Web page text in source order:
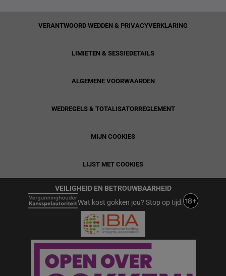
VERANTWOORD WEDDEN & PRIVACYVERKLARING
LIMIETEN & SESSIEDETAILS
ALGEMENE VOORWAARDEN
WEDREGELS & TOTALISATORREGLEMENT
MIJN COOKIES
LIJST MET COOKIES
VEILIGHEID EN BETROUWBAARHEID
Wat kost gokken jou? Stop op tijd.